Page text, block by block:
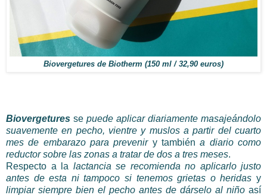
Biovergetures de Biotherm (150 ml / 32,90 euros)
Biovergetures se puede aplicar diariamente masajeándolo
suavemente en pecho, vientre y muslos a partir del cuarto
mes de embarazo para preveniry tambiéna diario como
reductor sobre las zonas a tratar de dos a tres meses.
Respecto a la lactancia se recomienda no aplicarlo justo
antes de esta ni tampoco si tenemos grietas o heridas y
limpiar siempre bien el pecho antes de dárselo al niño así